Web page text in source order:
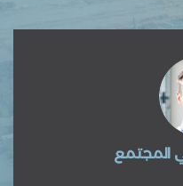
المجتمع